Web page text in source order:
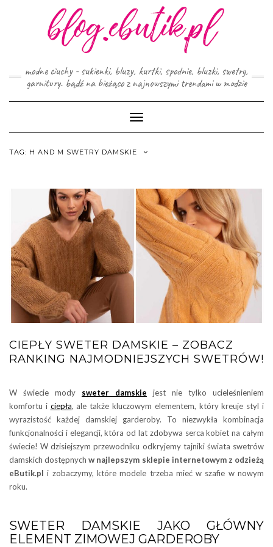
modne ciuchy - sukienki, bluzy, kurtki, spodnie, bluzki, swetry,
garnitury. bądź na bieżąco z najnowszymi trendami w modzie
Toggle
Navigation
TAG: H AND M SWETRY DAMSKIE
CIEPŁY SWETER DAMSKIE – ZOBACZ
RANKING NAJMODNIEJSZYCH SWETRÓW!
W świecie mody sweter damskie jest nie tylko ucieleśnieniem
komfortu i ciepła, ale także kluczowym elementem, który kreuje styl i
wyrazistość każdej damskiej garderoby. To niezwykła kombinacja
funkcjonalności i elegancji, która od lat zdobywa serca kobiet na całym
świecie! W dzisiejszym przewodniku odkryjemy tajniki świata swetrów
damskich dostępnychw najlepszym sklepie internetowym z odzieżą
eButik.pl i zobaczymy, które modele trzeba mieć w szafie w nowym
roku.
SWETER DAMSKIE JAKO GŁÓWNY
ELEMENT ZIMOWEJ GARDEROBY